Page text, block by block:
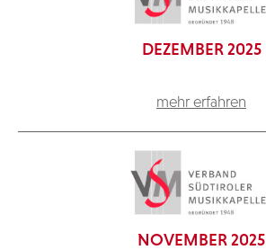
DEZEMBER 2025
mehr erfahren
NOVEMBER 2025